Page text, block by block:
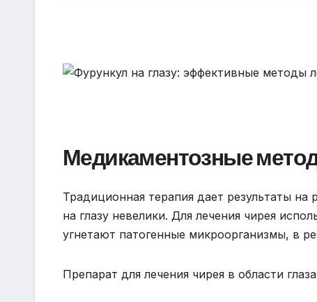
Медикаментозные
Традиционная терапия дает результаты
на глазу невелики. Для лечения чирея
угнетают патогенные микроорганизмы, в
Препарат для лечения чирея в области